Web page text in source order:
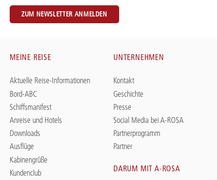
ZUM NEWSLETTER ANMELDEN
MEINE REISE
Aktuelle Reise-Informationen
Bord-ABC
Schiffsmanifest
Anreise und Hotels
Downloads
Ausflüge
Kabinengrüße
Kundenclub
UNTERNEHMEN
Kontakt
Geschichte
Presse
Social Media bei A-ROSA
Partnerprogramm
Partner
DARUM MIT A-ROSA